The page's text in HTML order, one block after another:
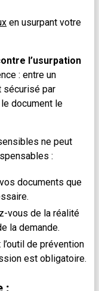
en usurpant votre
l’usurpation
: entre un
sécurisé par
document le
ne peut
:
documents que
vous de la réalité
la demande.
l’outil de prévention
est obligatoire.
: